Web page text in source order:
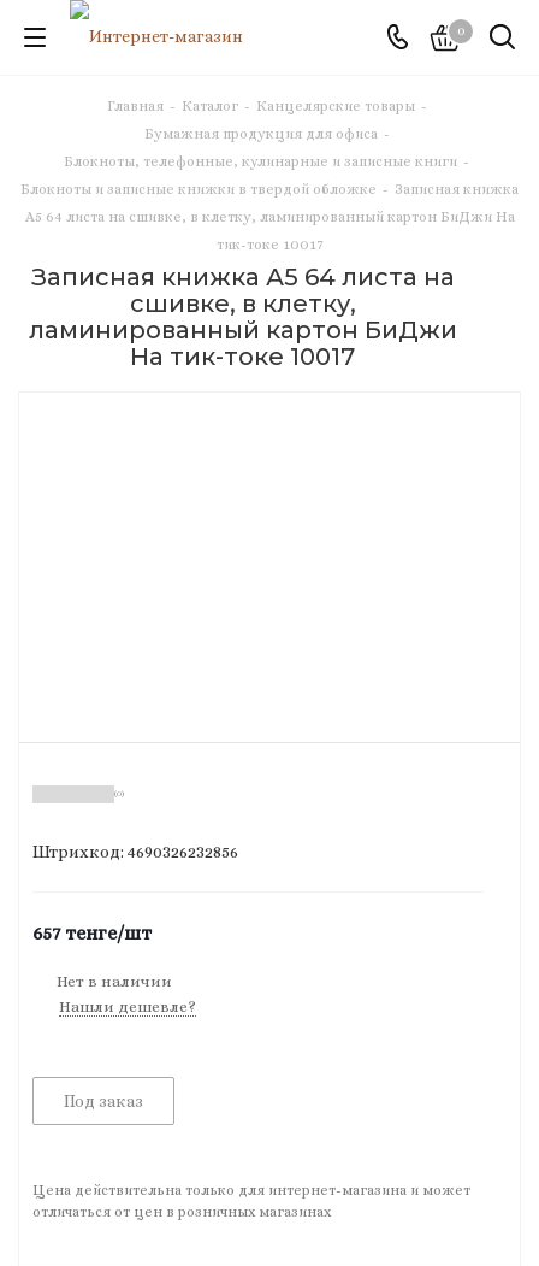
0
Главная - Каталог - Канцелярские товары -
Бумажная продукция для офиса -
Блокноты, телефонные, кулинарные и записные книги -
Блокноты и записные книжки в твердой обложке - Записная книжка
А5 64 листа на сшивке, в клетку, ламинированный картон БиДжи На
тик-токе 10017
Записная книжка А5 64 листа на
сшивке, в клетку,
ламинированный картон БиДжи
На тик-токе 10017
(0)
Штрихкод: 4690326232856
657тенге/шт
Нет в наличии
Нашли дешевле?
Под заказ
Цена действительна только для интернет-магазина и может
отличаться от цен в розничных магазинах